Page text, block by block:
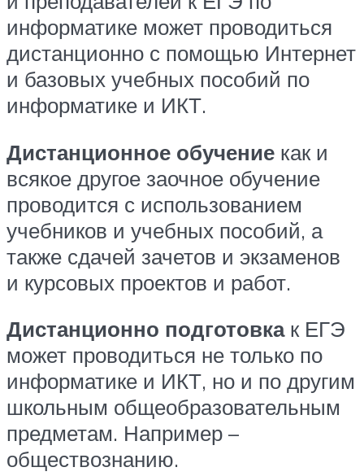
информатике может проводиться
дистанционно с помощью Интернет
и базовых учебных пособий по
информатике и ИКТ.
Дистанционное обучение как и
всякое другое заочное обучение
проводится с использованием
учебников и учебных пособий, а
также сдачей зачетов и экзаменов
и курсовых проектов и работ.
Дистанционно подготовкак ЕГЭ
может проводиться не только по
информатике и ИКТ, но и по другим
школьным общеобразовательным
предметам. Например –
обществознанию.